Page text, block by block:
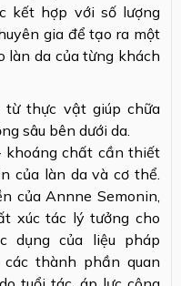
kết hợp với số lượng
gia để tạo ra một
làn da của từng khách
thực vật giúp chữa
sâu bên dưới da.
khoáng chất cần thiết
của làn da và cơ thể.
của Annne Semonin,
xúc tác lý tưởng cho
dụng của liệu pháp
thành phần quan